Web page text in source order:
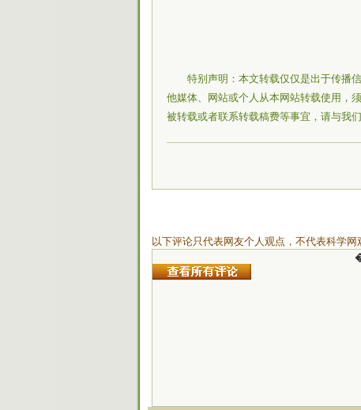
特别声明：本文转载仅仅是出于传播
他媒体、网站或个人从本网站转载使用，
被转载或者联系转载稿费等事宜，请与我们
以下评论只代表网友个人观点，不代表科学网